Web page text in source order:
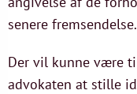
senere fremsendelse.
Der vil kunne være
advokaten at stille